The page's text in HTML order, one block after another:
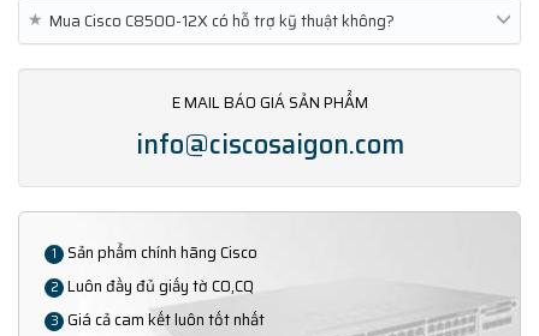
★ Mua Cisco C8500-12X có hỗ trợ kỹ thuật không?
E MAIL BÁO GIÁ SẢN PHẨM
info@ciscosaigon.com
1 Sản phẩm chính hãng Cisco
2 Luôn đầy đủ giấy tờ CO,CQ
3 Giá cả cam kết luôn tốt nhất